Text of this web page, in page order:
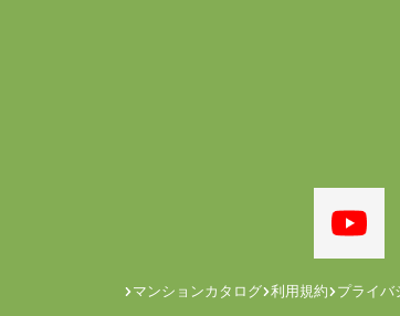
マンションカタログ 利用規約 プライバ